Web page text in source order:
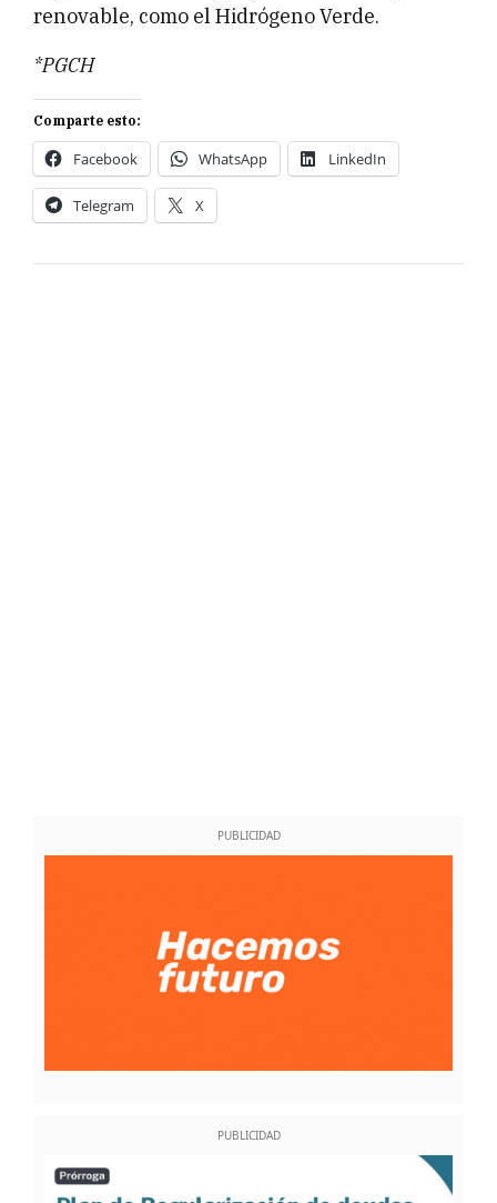
renovable, como el Hidrógeno Verde.
*PGCH
Comparte esto:
Facebook WhatsApp LinkedIn
Telegram X